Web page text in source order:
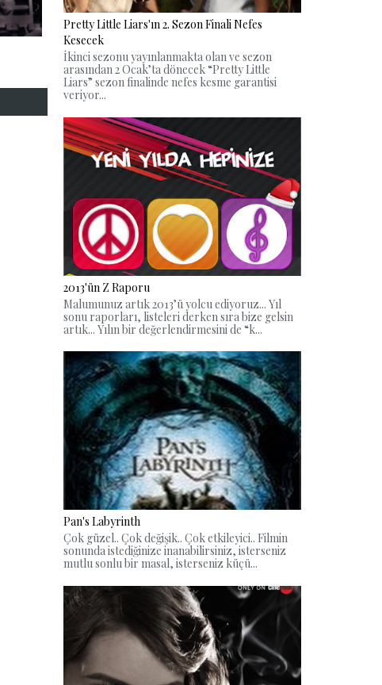
Pretty Little Liars'ın 2. Sezon Finali Nefes
Kesecek
İkinci sezonu yayınlanmakta olan ve sezon
arasından 2 Ocak’ta dönecek “Pretty Little
Liars” sezon finalinde nefes kesme garantisi
veriyor...
2013'ün Z Raporu
Malumunuz artık 2013’ü yolcu ediyoruz... Yıl
sonu raporları, listeleri derken sıra bize gelsin
artık... Yılın bir değerlendirmesini de “k...
Pan's Labyrinth
Çok güzel.. Çok değişik.. Çok etkileyici.. Filmin
sonunda istediğinize inanabilirsiniz, isterseniz
mutlu sonlu bir masal, isterseniz küçü...